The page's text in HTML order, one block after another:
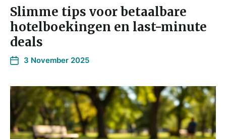
Slimme tips voor betaalbare
hotelboekingen en last-minute
deals
3 November 2025